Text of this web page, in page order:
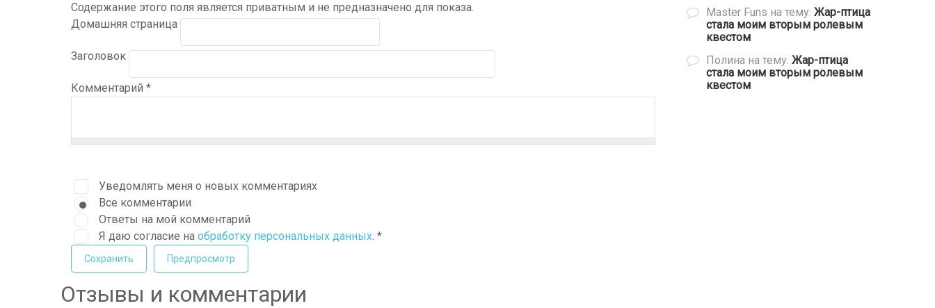
Содержание этого поля является приватным и не предназначено для показа.
Домашняя страница
Заголовок
Комментарий *
Уведомлять меня о новых комментариях
Все комментарии
Ответы на мой комментарий
Я даю согласие на обработку персональных данных. *
Отзывы и комментарии
Master Funs на тему: Жар-птица
стала моим вторым ролевым
квестом
Полина на тему: Жар-птица
стала моим вторым ролевым
квестом